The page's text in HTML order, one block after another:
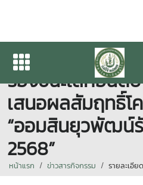
“ชาลำ บำรุงสุข”
รองชนะเลิศอันดั
เสนอผลสัมฤทธิ์โ
“ออมสินยุวพัฒน์
2568”
หน้าแรก ข่าวสารกิจกรรม รายละเอีย